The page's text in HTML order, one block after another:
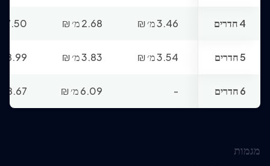
4 חדרים 3.46 מ׳ ₪ 2.68 מ׳ ₪ 7.50 א׳
5 חדרים 3.54 מ׳ ₪ 3.83 מ׳ ₪ 8.99 א׳
6 חדרים - 6.09 מ׳ ₪ 18.67 א׳
מגמות